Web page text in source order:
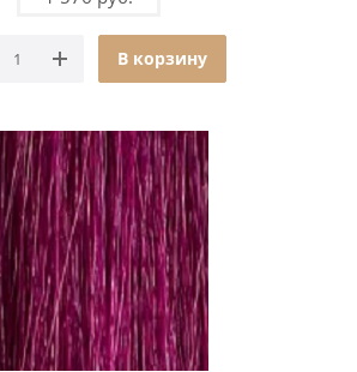
В корзину